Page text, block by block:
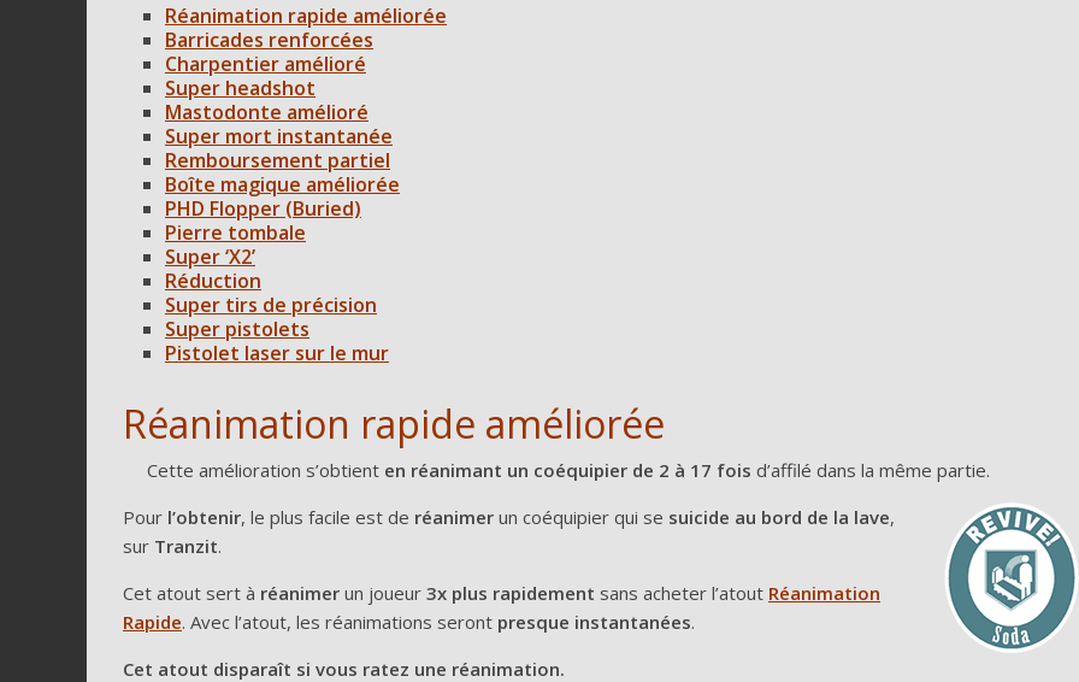
Réanimation rapide améliorée
Barricades renforcées
Charpentier amélioré
Super headshot
Mastodonte amélioré
Super mort instantanée
Remboursement partiel
Boîte magique améliorée
PHD Flopper (Buried)
Pierre tombale
Super ‘X2’
Réduction
Super tirs de précision
Super pistolets
Pistolet laser sur le mur
Réanimation rapide améliorée
Cette amélioration s’obtient en réanimant un coéquipier de 2 à 17 fois d’affilé dans la même partie.
Pour l’obtenir, le plus facile est de réanimer un coéquipier qui se suicide au bord de la lave,
sur Tranzit.
Cet atout sert à réanimer un joueur 3x plus rapidement sans acheter l’atout Réanimation
Rapide. Avec l’atout, les réanimations seront presque instantanées.
Cet atout disparaît si vous ratez une réanimation.